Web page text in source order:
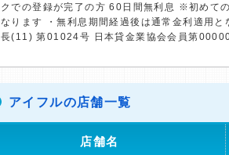
クでの登録が完了の方 60日間無利息 ※初めて
なります ・無利息期間経過後は通常金利適用
長(11) 第01024号 日本貸金業協会会員第
アイフルの店舗一覧
店舗名